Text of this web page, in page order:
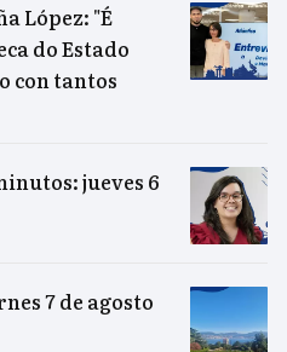
López: "É
do Estado
con tantos
jueves 6
7 de agosto